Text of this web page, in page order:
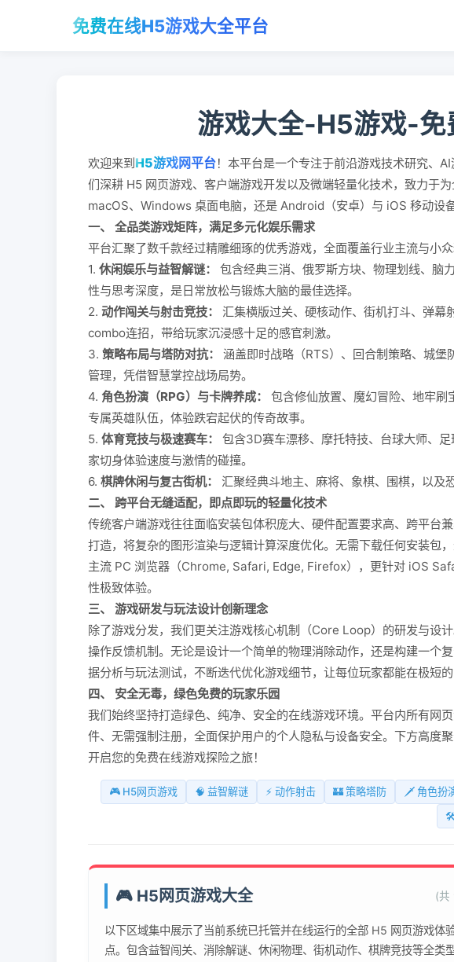
免费在线H5游戏大全平台
游戏大全-H5游戏-免
欢迎来到H5游戏网平台！本平台是一个专注于前沿游戏技术研究、
们深耕 H5 网页游戏、客户端游戏开发以及微端轻量化技术，致力于
macOS、Windows 桌面电脑，还是 Android（安卓）与 iOS 移动设
一、 全品类游戏矩阵，满足多元化娱乐需求
平台汇聚了数千款经过精雕细琢的优秀游戏，全面覆盖行业主流与小众
1. 休闲娱乐与益智解谜：
包含经典三消、俄罗斯方块、物理划线、脑
性与思考深度，是日常放松与锻炼大脑的最佳选择。
2. 动作闯关与射击竞技：
汇集横版过关、硬核动作、街机打斗、弹幕
combo连招，带给玩家沉浸感十足的感官刺激。
3. 策略布局与塔防对抗：
涵盖即时战略（RTS）、回合制策略、城
管理，凭借智慧掌控战场局势。
4. 角色扮演（RPG）与卡牌养成：
包含修仙放置、魔幻冒险、地牢
专属英雄队伍，体验跌宕起伏的传奇故事。
5. 体育竞技与极速赛车：
包含3D赛车漂移、摩托特技、台球大师、
家切身体验速度与激情的碰撞。
6. 棋牌休闲与复古街机：
汇聚经典斗地主、麻将、象棋、围棋，以及
二、 跨平台无缝适配，即点即玩的轻量化技术
传统客户端游戏往往面临安装包体积庞大、硬件配置要求高、跨平
打造，将复杂的图形渲染与逻辑计算深度优化。无需下载任何安装包
主流 PC 浏览器（Chrome, Safari, Edge, Firefox），更针对 iOS
性极致体验。
三、 游戏研发与玩法设计创新理念
除了游戏分发，我们更关注游戏核心机制（Core Loop）的研发与设
操作反馈机制。无论是设计一个简单的物理消除动作，还是构建一个
据分析与玩法测试，不断迭代优化游戏细节，让每位玩家都能在极短
四、 安全无毒，绿色免费的玩家乐园
我们始终坚持打造绿色、纯净、安全的在线游戏环境。平台内所有网
件、无需强制注册，全面保护用户的个人隐私与设备安全。下方高度
开启您的免费在线游戏探险之旅！
🎮 H5网页游戏 🧠 益智解谜 ⚡ 动作射击 🏰 策略塔防 🗡️ 角色扮
🛠️
🎮 H5网页游戏大全 (共
以下区域集中展示了当前系统已托管并在线运行的全部 H5 网页游戏体
点。包含益智闯关、消除解谜、休闲物理、街机动作、棋牌竞技等全类